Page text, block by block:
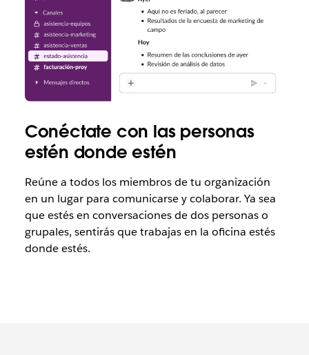
Conéctate con las personas
estén donde estén
Reúne a todos los miembros de tu organización
en un lugar para comunicarse y colaborar. Ya sea
que estés en conversaciones de dos personas o
grupales, sentirás que trabajas en la oficina estés
donde estés.